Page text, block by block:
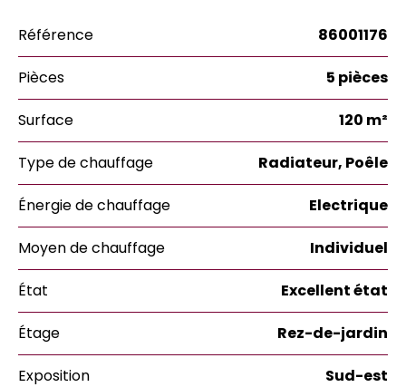
Référence 86001176
Pièces 5 pièces
Surface 120 m²
Type de chauffage Radiateur, Poêle
Énergie de chauffage Electrique
Moyen de chauffage Individuel
État Excellent état
Étage Rez-de-jardin
Exposition Sud-est